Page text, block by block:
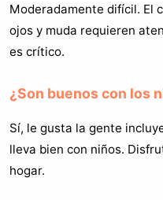
Moderadamente difícil. El
ojos y muda requieren
es crítico.
¿Son buenos con los
Sí, le gusta la gente
lleva bien con niños.
hogar.